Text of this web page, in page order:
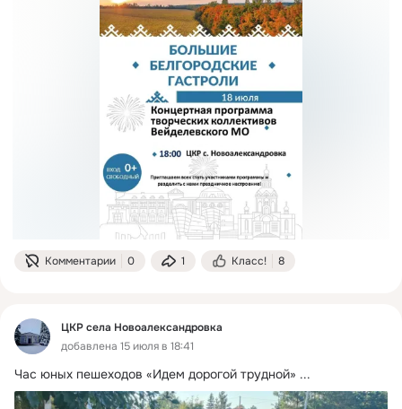
Комментарии 0 1 Класс! 8
ЦКР села Новоалександровка
добавлена 15 июля в 18:41
Час юных пешеходов «Идем дорогой трудной» ...